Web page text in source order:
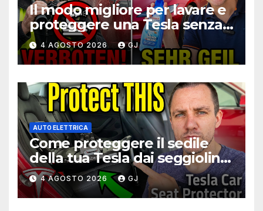
Il modo migliore per lavare e
proteggere una Tesla senza
usare acqua mentre sei in
viaggio
4 AGOSTO 2026 GJ
AUTO ELETTRICA
Come proteggere il sedile
della tua Tesla dai seggiolini
per bambini
4 AGOSTO 2026 GJ